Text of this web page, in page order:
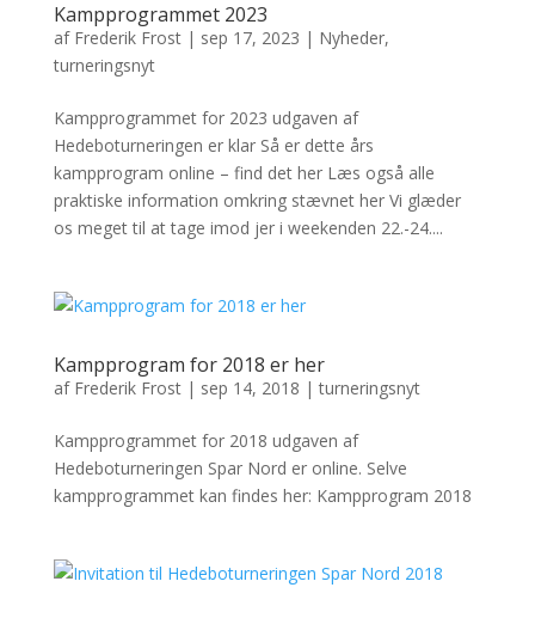
Kampprogrammet 2023
af Frederik Frost| sep 17, 2023 | Nyheder,
turneringsnyt
Kampprogrammet for 2023 udgaven af
Hedeboturneringen er klar Så er dette års
kampprogram online – find det her Læs også alle
praktiske information omkring stævnet her Vi glæder
os meget til at tage imod jer i weekenden 22.-24....
Kampprogram for 2018 er her
af Frederik Frost| sep 14, 2018 |turneringsnyt
Kampprogrammet for 2018 udgaven af
Hedeboturneringen Spar Nord er online. Selve
kampprogrammet kan findes her: Kampprogram 2018